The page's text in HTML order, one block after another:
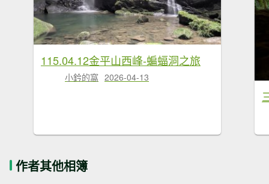
115.04.12金平山西峰-蝙蝠洞之旅
小鈐的窩 2026-04-13
作者其他相簿